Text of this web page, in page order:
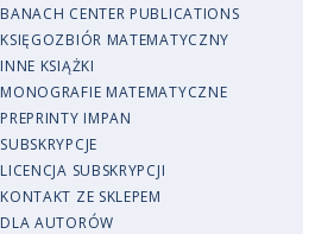
BANACH CENTER PUBLICATIONS
KSIĘGOZBIÓR MATEMATYCZNY
INNE KSIĄŻKI
MONOGRAFIE MATEMATYCZNE
PREPRINTY IMPAN
SUBSKRYPCJE
LICENCJA SUBSKRYPCJI
KONTAKT ZE SKLEPEM
DLA AUTORÓW